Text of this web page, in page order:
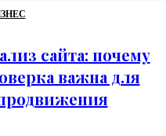
сайта: почему
важна для